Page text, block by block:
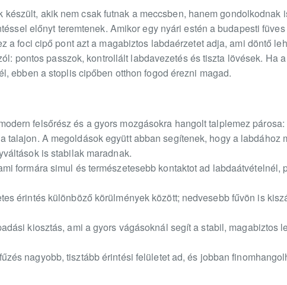
akik nem csak futnak a meccsben, hanem gondolkodnak
előnyt teremtenek. Amikor egy nyári estén a budapesti
a foci cipő pont azt a magabiztos labdaérzetet adja, ami döntő
pontos passzok, kontrollált labdavezetés és tiszta lövések. Ha
ebben a stoplis cipőben otthon fogod érezni magad.
felsőrész és a gyors mozgásokra hangolt talplemez
talajon. A megoldások együtt abban segítenek, hogy a labdához
is stabilak maradnak.
formára simul és természetesebb kontaktot ad labdaátvételnél,
érintés különböző körülmények között; nedvesebb fűvön is
kiosztás, ami a gyors vágásoknál segít a stabil, magabiztos
nagyobb, tisztább érintési felületet ad, és jobban